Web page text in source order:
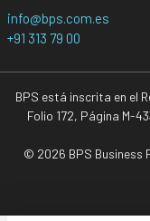
info@bps.com.es
+91 313 79 00
BPS está inscrita en el
Folio 172, Página M-
© 2026 BPS Business